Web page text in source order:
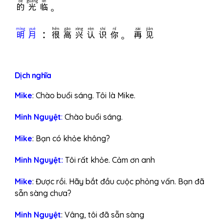
的光临。
明月 ：很高兴认识你。再见
Dịch nghĩa
Mike: Chào buổi sáng. Tôi là Mike.
Minh Nguyệt: Chào buổi sáng.
Mike: Bạn có khỏe không?
Minh Nguyệt: Tôi rất khỏe. Cảm ơn anh
Mike: Được rồi. Hãy bắt đầu cuộc phỏng vấn. Bạn đã
sẵn sàng chưa?
Minh Nguyệt: Vâng, tôi đã sẵn sàng